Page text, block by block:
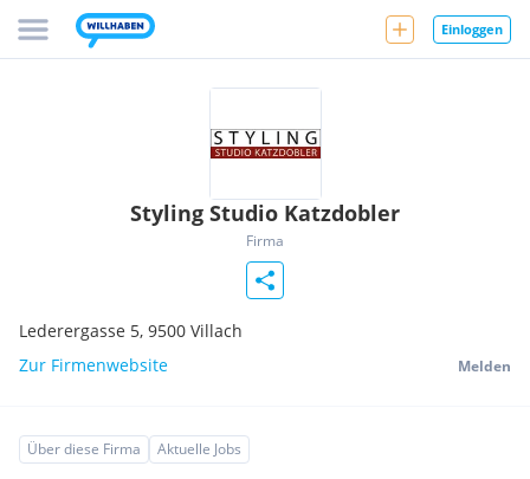
Einloggen
Styling Studio Katzdobler
Firma
Lederergasse 5, 9500 Villach
Zur Firmenwebsite
Melden
Über diese Firma Aktuelle Jobs